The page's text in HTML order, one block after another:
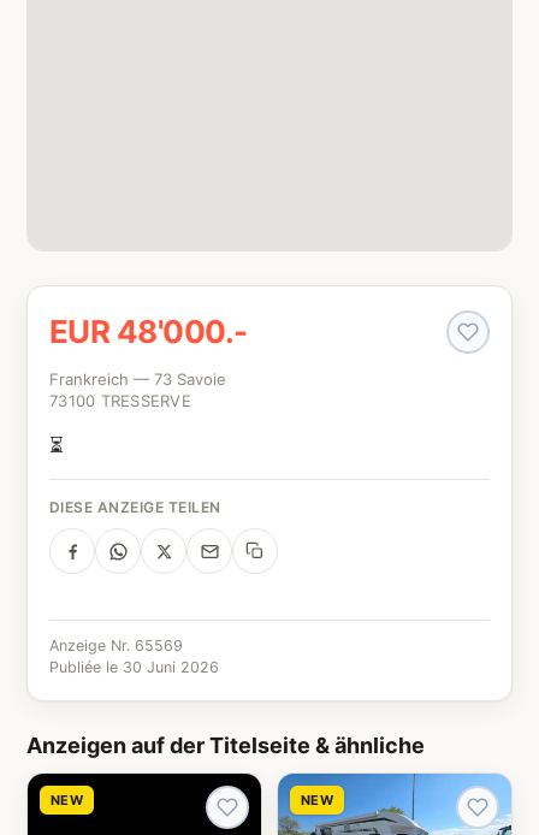
EUR 48'000.-
Frankreich — 73 Savoie
73100 TRESSERVE
⏳
DIESE ANZEIGE TEILEN
Anzeige Nr. 65569
Publiée le 30 Juni 2026
Anzeigen auf der Titelseite & ähnliche
NEW NEW